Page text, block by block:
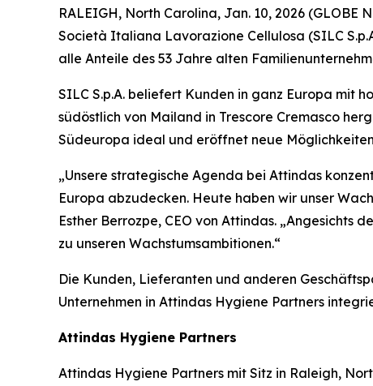
RALEIGH, North Carolina, Jan. 10, 2026
Società Italiana Lavorazione Cellulosa (SILC
alle Anteile des 53 Jahre alten
SILC S.p.A. beliefert Kunden in ganz Europa mit
südöstlich von Mailand in Trescore Cremasco
Südeuropa ideal und eröffnet neue
„Unsere strategische Agenda bei Attindas
Europa abzudecken. Heute haben wir unser
Esther Berrozpe, CEO von Attindas.
zu unseren Wachstumsambitionen.“
Die Kunden, Lieferanten und anderen
Unternehmen in Attindas Hygiene Partners
Attindas Hygiene Partners
Attindas Hygiene Partners mit Sitz in Raleigh,